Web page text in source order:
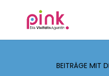
BEITRÄGE MIT